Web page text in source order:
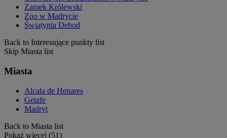
Zamek Królewski
Zoo w Madrycie
Świątynia Debod
Back to Interesujące punkty list
Skip Miasta list
Miasta
Alcala de Henares
Getafe
Madryt
Back to Miasta list
Pokaż więcej (51)